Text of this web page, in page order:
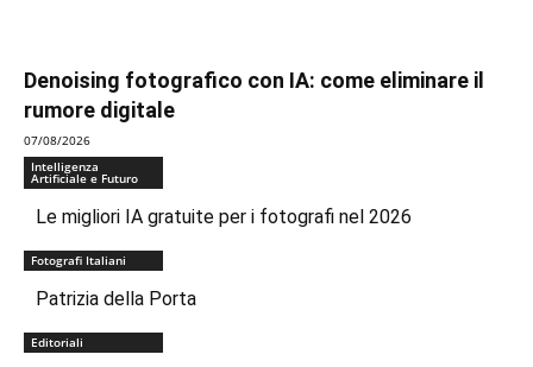
Denoising fotografico con IA: come eliminare il
rumore digitale
07/08/2026
Intelligenza
Artificiale e Futuro
Le migliori IA gratuite per i fotografi nel 2026
Fotografi Italiani
Patrizia della Porta
Editoriali